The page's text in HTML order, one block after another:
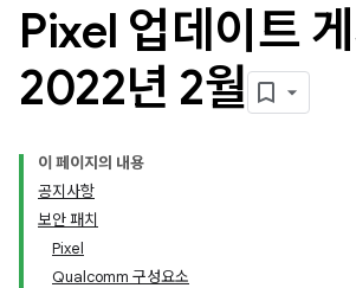
Pixel 업데이트
2022년 2월
이 페이지의 내용
공지사항
보안 패치
Pixel
Qualcomm 구성요소